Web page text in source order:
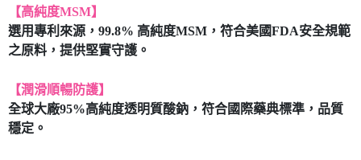
每筆NT$80，滿NT$490(含以上)免運費
【高純度MSM】
選用專利來源，99.8% 高純度MSM，符合美國FDA安全規範
之原料，提供堅實守護。
【潤滑順暢防護】
全球大廠95%高純度透明質酸鈉，符合國際藥典標準，品質
穩定。